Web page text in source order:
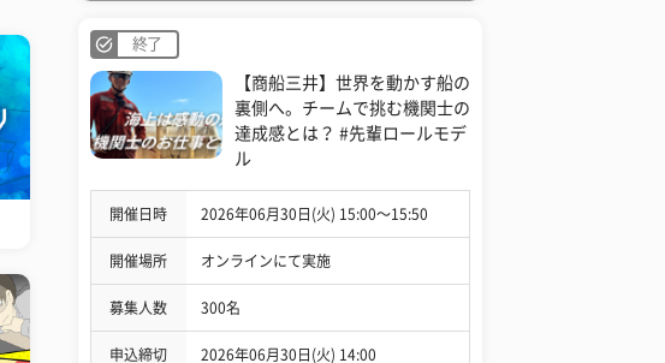
終了
【商船三井】世界を動かす船の
裏側へ。チームで挑む機関士の
達成感とは？ #先輩ロールモデ
ル
開催日時 2026年06月30日(火) 15:00〜15:50
開催場所 オンラインにて実施
募集人数 300名
申込締切 2026年06月30日(火) 14:00